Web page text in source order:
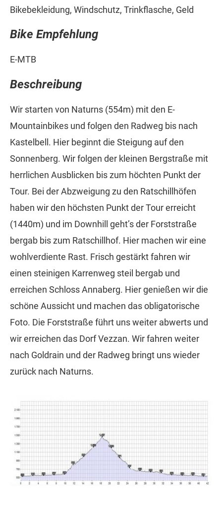
Bikebekleidung, Windschutz, Trinkflasche, Geld
Bike Empfehlung
E-MTB
Beschreibung
Wir starten von Naturns (554m) mit den E-
Mountainbikes und folgen den Radweg bis nach
Kastelbell. Hier beginnt die Steigung auf den
Sonnenberg. Wir folgen der kleinen Bergstraße mit
herrlichen Ausblicken bis zum höchten Punkt der
Tour. Bei der Abzweigung zu den Ratschillhöfen
haben wir den höchsten Punkt der Tour erreicht
(1440m) und im Downhill geht’s der Forststraße
bergab bis zum Ratschillhof. Hier machen wir eine
wohlverdiente Rast. Frisch gestärkt fahren wir
einen steinigen Karrenweg steil bergab und
erreichen Schloss Annaberg. Hier genießen wir die
schöne Aussicht und machen das obligatorische
Foto. Die Forststraße führt uns weiter abwerts und
wir erreichen das Dorf Vezzan. Wir fahren weiter
nach Goldrain und der Radweg bringt uns wieder
zurück nach Naturns.